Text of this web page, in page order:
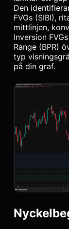
Den
FVGs (SIBI),
mittlinjen,
Inversion
Range (BPR)
typ
på din graf.